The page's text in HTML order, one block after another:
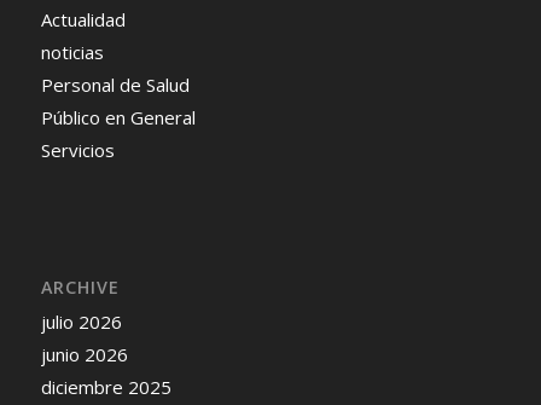
Actualidad
noticias
Personal de Salud
Público en General
Servicios
ARCHIVE
julio 2026
junio 2026
diciembre 2025